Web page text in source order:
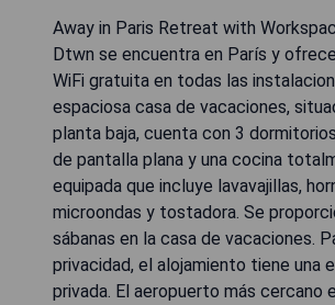
Away in Paris Retreat with
Dtwn se encuentra en París y
WiFi gratuita en todas las
espaciosa casa de vacaciones,
planta baja, cuenta con 3
de pantalla plana y una cocina
equipada que incluye lavavajillas,
microondas y tostadora. Se
sábanas en la casa de vacaciones.
privacidad, el alojamiento tiene una
privada. El aeropuerto más cercano